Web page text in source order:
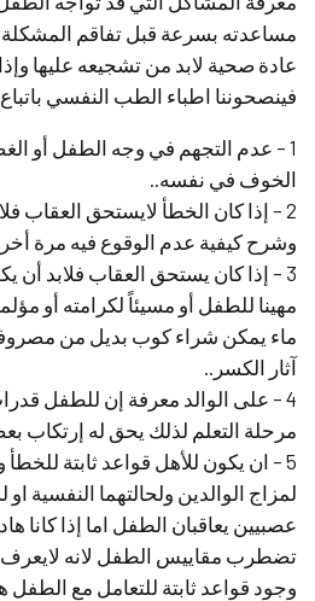
مساعدته بسرعة قبل تفاقم
عادة صحية لابد من تشجيعه عليها‏
فينصحوننا اطباء الطب النفسي باتباع
1 – عدم التجهم في وجه الطفل أو
الخوف في نفسه‏.‏.
2 – إذا كان الخطأ لايستحق
وشرح كيفية عدم الوقوع فيه مرة
3 – إذا كان يستحق العقاب فلابد أن
مهينا للطفل أو مسيئاً لكرامته أو
ماء يمكن شراء كوب بديل من
آثار الكسر.‏.‏
4 – على الوالد معرفة إن للطفل
مرحلة التعلم‏‏ لذلك يحق له إرتكاب
5 – ان يكون للأهل قواعد ثابتة
لمزاج الوالدين ولحالتهما النفسية او
عصبيين يعاقبان الطفل اما إذا كانا
تضطرب مقاييس الطفل لانه
وجود قواعد ثابتة للتعامل مع الطفل